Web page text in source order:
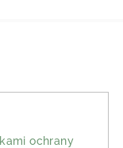
ochrany